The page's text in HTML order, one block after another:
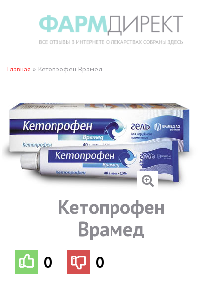
Главная » Кетопрофен Врамед
Кетопрофен
Врамед
0 0